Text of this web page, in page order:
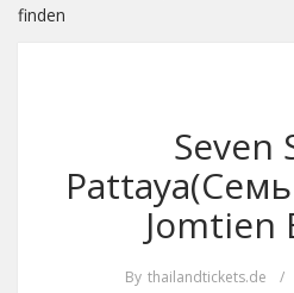
finden
Seven
Jomtien
By thailandtickets.de /